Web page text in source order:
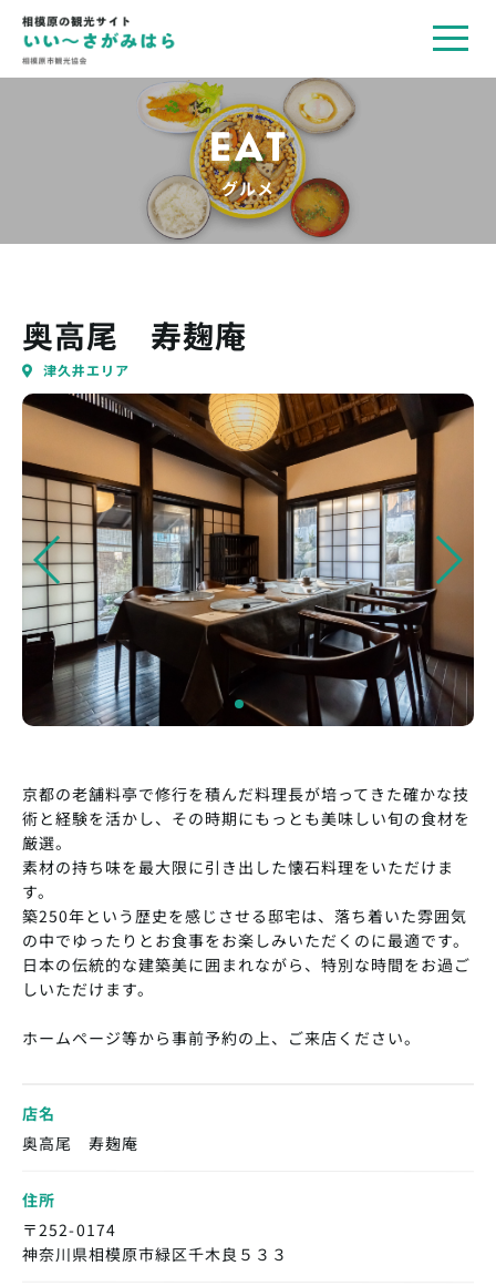
EAT
グルメ
奥高尾 寿麹庵
津久井エリア
京都の老舗料亭で修行を積んだ料理長が培ってきた確かな技
術と経験を活かし、その時期にもっとも美味しい旬の食材を
厳選。
素材の持ち味を最大限に引き出した懐石料理をいただけま
す。
築250年という歴史を感じさせる邸宅は、落ち着いた雰囲気
の中でゆったりとお食事をお楽しみいただくのに最適です。
日本の伝統的な建築美に囲まれながら、特別な時間をお過ご
しいただけます。
ホームページ等から事前予約の上、ご来店ください。
店名
奥高尾 寿麹庵
住所
〒252-0174
神奈川県相模原市緑区千木良５３３